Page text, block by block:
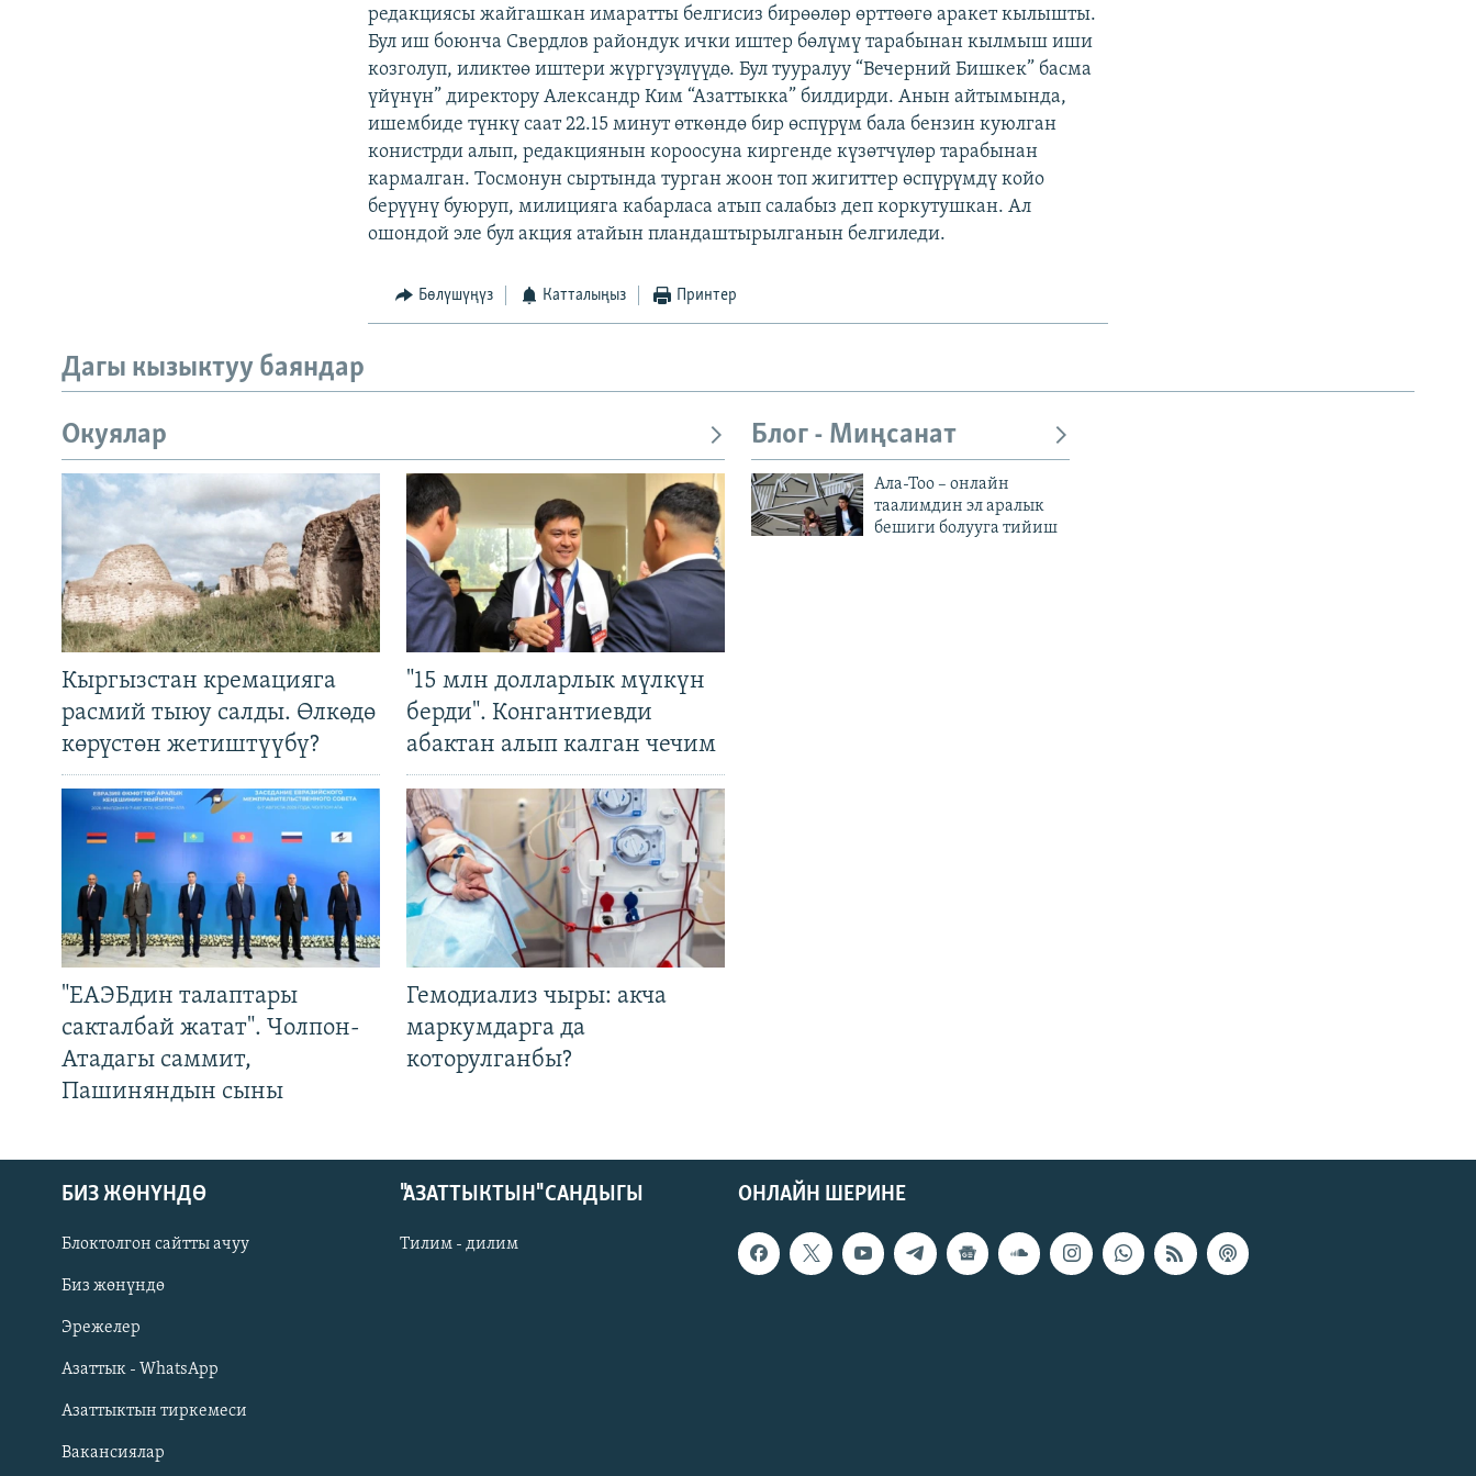
Русский
ОНЛАЙН ШЕРИНЕ
редакциясы жайгашкан имаратты белгисиз бирөөлөр өрттөөгө аракет кылышты.
Бул иш боюнча Свердлов райондук ички иштер бөлүмү тарабынан кылмыш иши
козголуп, иликтөө иштери жүргүзүлүүдө. Бул тууралуу “Вечерний Бишкек” басма
үйүнүн” директору Александр Ким “Азаттыкка” билдирди. Анын айтымында,
ишембиде түнкү саат 22.15 минут өткөндө бир өспүрүм бала бензин куюлган
конистрди алып, редакциянын короосуна киргенде күзөтчүлөр тарабынан
кармалган. Тосмонун сыртында турган жоон топ жигиттер өспүрүмдү койо
берүүнү буюруп, милицияга кабарласа атып салабыз деп коркутушкан. Ал
ошондой эле бул акция атайын пландаштырылганын белгиледи.
Бөлүшүңүз Катталыңыз Принтер
Дагы кызыктуу баяндар
Окуялар
Кыргызстан кремацияга
расмий тыюу салды. Өлкөдө
көрүстөн жетиштүүбү?
"15 млн долларлык мүлкүн
берди". Конгантиевди
абактан алып калган чечим
"ЕАЭБдин талаптары
сакталбай жатат". Чолпон-
Атадагы саммит,
Пашиняндын сыны
Гемодиализ чыры: акча
маркумдарга да
которулганбы?
Блог - Миңсанат
Ала-Тоо – онлайн
таалимдин эл аралык
бешиги болууга тийиш
ОНЛАЙН ШЕРИНЕ
БИЗ ЖӨНҮНДӨ
Блоктолгон сайтты ачуу
Биз жөнүндө
Эрежелер
Азаттык - WhatsApp
Азаттыктын тиркемеси
Вакансиялар
"АЗАТТЫКТЫН" САНДЫГЫ
Тилим - дилим